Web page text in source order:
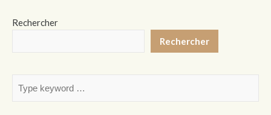
Rechercher
Rechercher